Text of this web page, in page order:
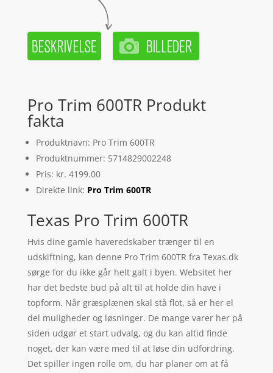
Pro Trim 600TR Produkt
fakta
Produktnavn: Pro Trim 600TR
Produktnummer: 5714829002248
Pris: kr. 4199.00
Direkte link: Pro Trim 600TR
Texas Pro Trim 600TR
Hvis dine gamle haveredskaber trænger til en
udskiftning, kan denne Pro Trim 600TR fra Texas.dk
sørge for du ikke går helt galt i byen. Websitet her
har det bedste bud på alt til at holde din have i
topform. Når græsplænen skal stå flot, så er her el
del muligheder og løsninger. De mange varer her på
siden udgør et start udvalg, og du kan altid finde
noget, der kan være med til at løse din udfordring.
Det spiller ingen rolle om, du har planer om at få